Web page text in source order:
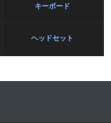
キーボード
ヘッドセット